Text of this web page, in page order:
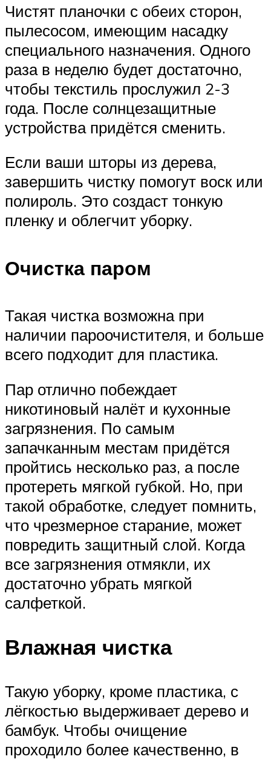
Чистят планочки с обеих сторон,
пылесосом, имеющим насадку
специального назначения. Одного
раза в неделю будет достаточно,
чтобы текстиль прослужил 2-3
года. После солнцезащитные
устройства придётся сменить.
Если ваши шторы из дерева,
завершить чистку помогут воск или
полироль. Это создаст тонкую
пленку и облегчит уборку.
Очистка паром
Такая чистка возможна при
наличии пароочистителя, и больше
всего подходит для пластика.
Пар отлично побеждает
никотиновый налёт и кухонные
загрязнения. По самым
запачканным местам придётся
пройтись несколько раз, а после
протереть мягкой губкой. Но, при
такой обработке, следует помнить,
что чрезмерное старание, может
повредить защитный слой. Когда
все загрязнения отмякли, их
достаточно убрать мягкой
салфеткой.
Влажная чистка
Такую уборку, кроме пластика, с
лёгкостью выдерживает дерево и
бамбук. Чтобы очищение
проходило более качественно, в